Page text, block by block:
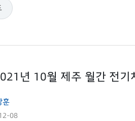
년 10월 제주 월간 전기
훈
08